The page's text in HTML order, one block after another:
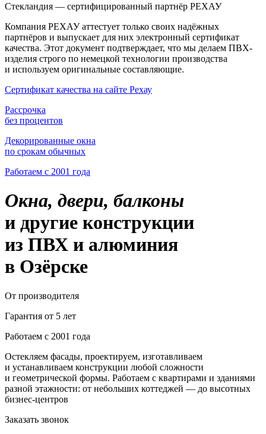
Стекландия — сертифицированный партнёр РЕХАУ
Компания РЕХАУ аттестует только своих надёжных
партнёров и выпускает для них электронный сертификат
качества. Этот документ подтверждает, что мы делаем ПВХ-
изделия строго по немецкой технологии производства
и используем оригинальные составляющие.
Сертификат качества на сайте Рехау
Рассрочка
без процентов
Декорированные окна
по срокам обычных
Работаем с 2001 года
Окна, двери, балконы
и другие конструкции
из ПВХ и алюминия
в Озёрске
От производителя
Гарантия от 5 лет
Работаем с 2001 года
Остекляем фасады, проектируем, изготавливаем
и устанавливаем конструкции любой сложности
и геометрической формы. Работаем с квартирами и зданиями
разной этажности: от небольших коттеджей — до высотных
бизнес-центров
Заказать звонок